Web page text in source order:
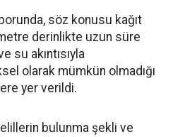
söz konusu kağıt
derinlikte uzun süre
su akıntısıyla
olarak mümkün olmadığı
yer verildi.
bulunma şekli ve